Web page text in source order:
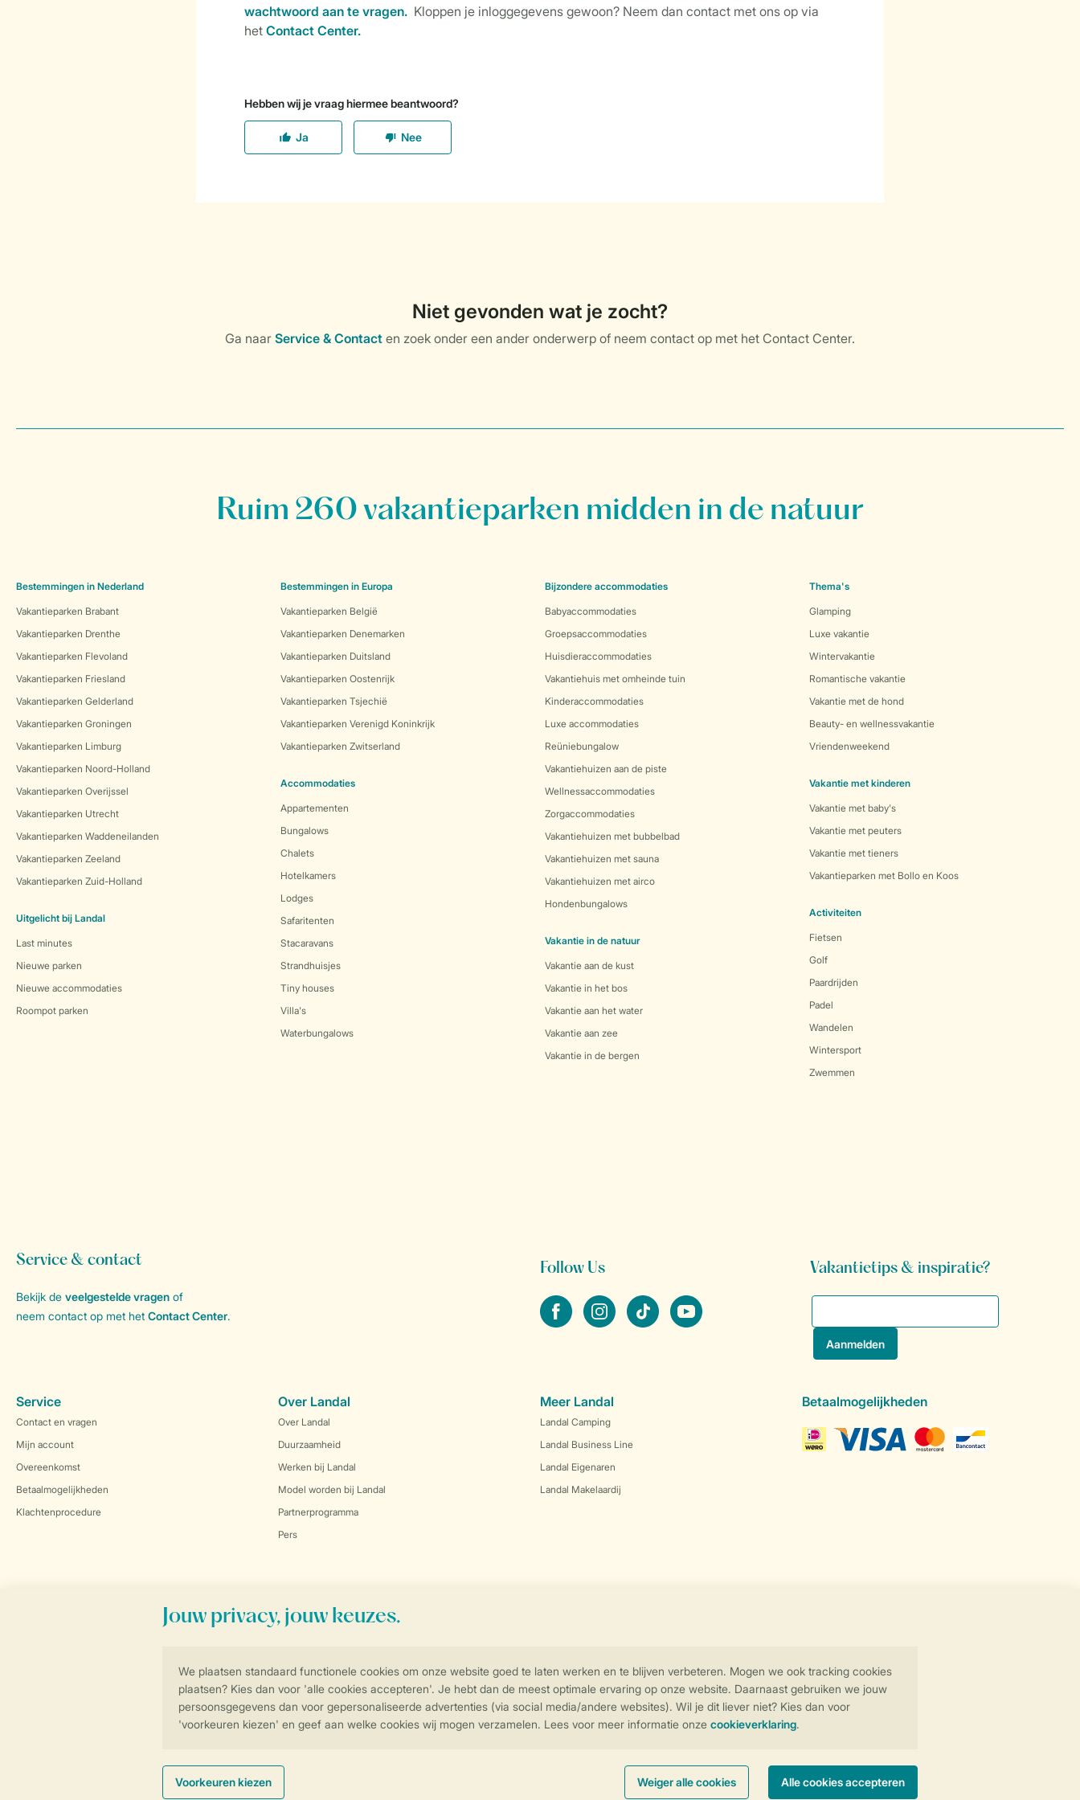
Controle over jouw gegevens & privacy
Instellingen wijzigen
Veilig en snel online boeken
Ruim 260 vakantieparken midden in de natuur
Bestemmingen in Nederland
Vakantieparken Brabant
Vakantieparken Drenthe
Vakantieparken Flevoland
Vakantieparken Friesland
Vakantieparken Gelderland
Vakantieparken Groningen
Vakantieparken Limburg
Vakantieparken Noord-Holland
Vakantieparken Overijssel
Vakantieparken Utrecht
Vakantieparken Waddeneilanden
Vakantieparken Zeeland
Vakantieparken Zuid-Holland
Uitgelicht bij Landal
Last minutes
Nieuwe parken
Nieuwe accommodaties
Roompot parken
Bestemmingen in Europa
Vakantieparken België
Vakantieparken Denemarken
Vakantieparken Duitsland
Vakantieparken Oostenrijk
Vakantieparken Tsjechië
Vakantieparken Verenigd Koninkrijk
Vakantieparken Zwitserland
Accommodaties
Appartementen
Bungalows
Chalets
Hotelkamers
Lodges
Safaritenten
Stacaravans
Strandhuisjes
Tiny houses
Villa's
Waterbungalows
Bijzondere accommodaties
Babyaccommodaties
Groepsaccommodaties
Huisdieraccommodaties
Vakantiehuis met omheinde tuin
Kinderaccommodaties
Luxe accommodaties
Reüniebungalow
Vakantiehuizen aan de piste
Wellnessaccommodaties
Zorgaccommodaties
Vakantiehuizen met bubbelbad
Vakantiehuizen met sauna
Vakantiehuizen met airco
Hondenbungalows
Vakantie in de natuur
Vakantie aan de kust
Vakantie in het bos
Vakantie aan het water
Vakantie aan zee
Vakantie in de bergen
Thema's
Glamping
Luxe vakantie
Wintervakantie
Romantische vakantie
Vakantie met de hond
Beauty- en wellnessvakantie
Vriendenweekend
Vakantie met kinderen
Vakantie met baby's
Vakantie met peuters
Vakantie met tieners
Vakantieparken met Bollo en Koos
Activiteiten
Fietsen
Golf
Paardrijden
Padel
Wandelen
Wintersport
Zwemmen
Service & contact
Bekijk de veelgestelde vragen of
neem contact op met het Contact Center.
Follow Us
facebookinstagramtiktok youtube
Vakantietips & inspiratie?
Service
Contact en vragen
Mijn account
Overeenkomst
Betaalmogelijkheden
Klachtenprocedure
Over Landal
Over Landal
Duurzaamheid
Werken bij Landal
Model worden bij Landal
Partnerprogramma
Pers
Meer Landal
Landal Camping
Landal Business Line
Landal Eigenaren
Landal Makelaardij
Betaalmogelijkheden
Algemene Voorwaarden Disclaimer Toegankelijkheid © 2026 Landal